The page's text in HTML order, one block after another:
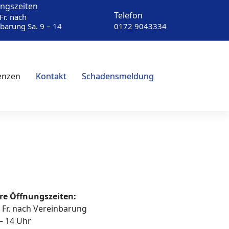
nach
Sa. 9 – 14
Telefon
0172 9043334
Kontakt Schadensmeldung
Öffnungszeiten:
Fr. nach Vereinbarung
14 Uhr